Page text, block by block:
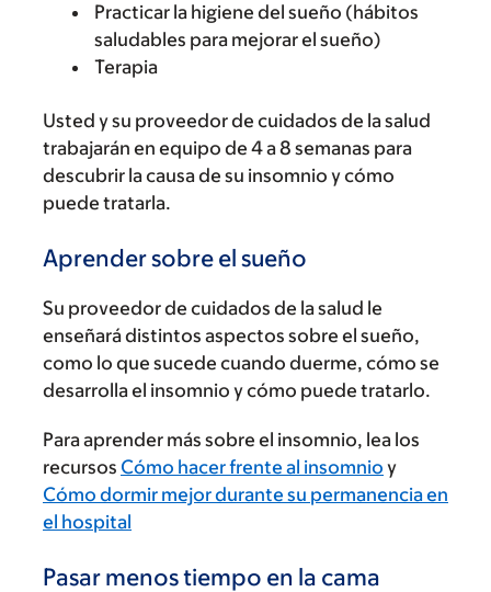
Practicar la higiene del sueño (hábitos
saludables para mejorar el sueño)
Terapia
Usted y su proveedor de cuidados de la salud
trabajarán en equipo de 4 a 8 semanas para
descubrir la causa de su insomnio y cómo
puede tratarla.
Aprender sobre el sueño
Su proveedor de cuidados de la salud le
enseñará distintos aspectos sobre el sueño,
como lo que sucede cuando duerme, cómo se
desarrolla el insomnio y cómo puede tratarlo.
Para aprender más sobre el insomnio, lea los
recursos Cómo hacer frente al insomnio y
Cómo dormir mejor durante su permanencia en
el hospital
Pasar menos tiempo en la cama